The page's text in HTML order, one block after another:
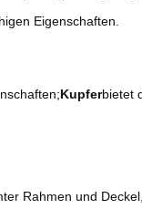
Eigenschaften.
Kupferbietet
Rahmen und